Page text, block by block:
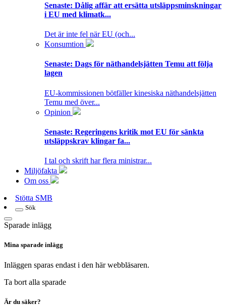
Senaste: Dålig affär att ersätta utsläppsminskningar
i EU med klimatk...
Det är inte fel när EU (och...
Konsumtion
Senaste: Dags för näthandelsjätten Temu att följa
lagen
EU-kommissionen bötfäller kinesiska näthandelsjätten
Temu med över...
Opinion
Senaste: Regeringens kritik mot EU för sänkta
utsläppskrav klingar fa...
I tal och skrift har flera ministrar...
Miljöfakta
Om oss
Stötta SMB
Sök
Sparade inlägg
Mina sparade inlägg
Inläggen sparas endast i den här webbläsaren.
Ta bort alla sparade
Är du säker?